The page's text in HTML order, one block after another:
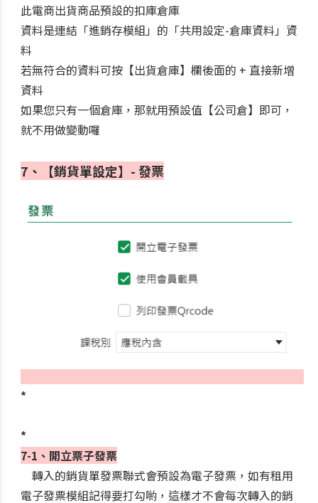
此電商出貨商品預設的扣庫倉庫
資料是連結「進銷存模組」的「共用設定-倉庫資料」資
料
若無符合的資料可按【出貨倉庫】欄後面的 + 直接新增
資料
如果您只有一個倉庫，那就用預設值【公司倉】即可，
就不用做變動囉
7、 【銷貨單設定】- 發票
*
*
7-1、開立票子發票
轉入的銷貨單發票聯式會預設為電子發票，如有租用
電子發票模組記得要打勾喲，這樣才不會每次轉入的銷